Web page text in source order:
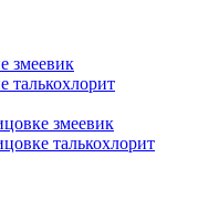
змеевик
талькохлорит
змеевик
талькохлорит